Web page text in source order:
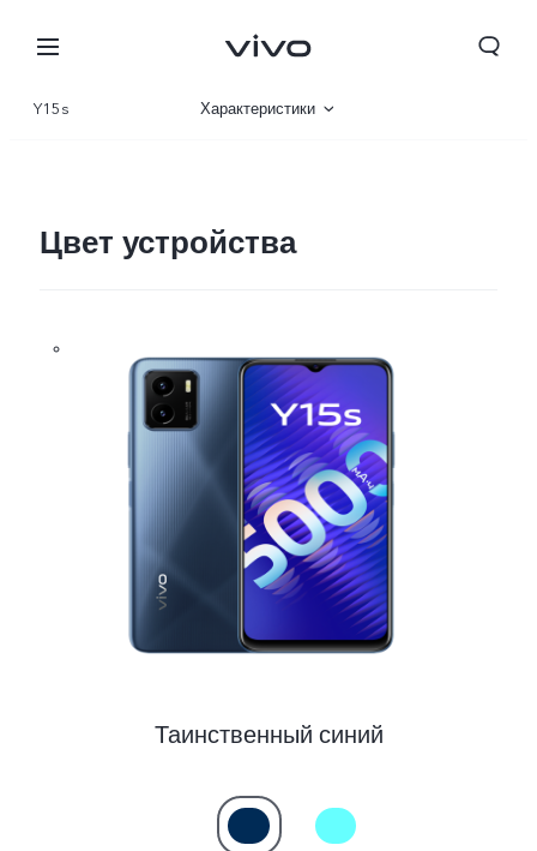
Tajikistan | Выберите страну/регион
Y15s Характеристики
Цвет устройства
Таинственный синий